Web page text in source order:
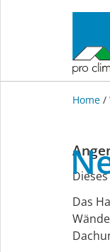
Home /
in
Das